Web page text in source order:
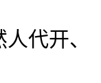
代开、